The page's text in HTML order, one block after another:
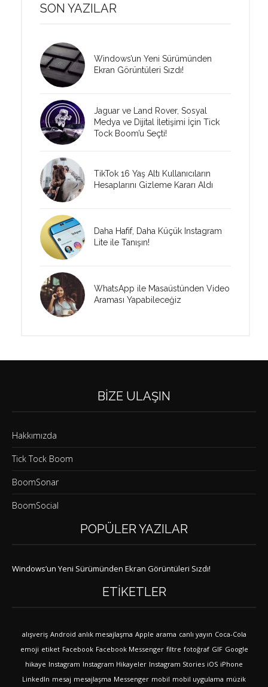
SON YAZILAR
Windows’un Yeni Sürümünden
Ekran Görüntüleri Sızdı!
Jaguar ve Land Rover, Sosyal
Medya ve Dijital İletişimi İçin Tick
Tock Boom’u Seçti!
TikTok 16 Yaş Altı Kullanıcıların
Hesaplarını Gizleme Kararı Aldı
Daha Hafif, Daha Küçük Instagram
Lite ile Tanışın!
WhatsApp ile Masaüstünden Video
Araması Yapabileceğiz
BIZE ULAŞIN
Hakkımızda
Tick Tock Boom
BoomSonar
BoomSocial
POPÜLER YAZILAR
Windows’un Yeni Sürümünden Ekran Görüntüleri Sızdı!
ETIKETLER
alışveriş Android anlık mesajlaşma Apple arama canlı yayın Coca-Cola
emoji etiket Facebook Facebook Messenger filtre fotoğraf GIF Google
hikaye Instagram Instagram Hikayeler Instagram Stories iOS iPhone
LinkedIn mesaj mesajlaşma Messenger mobil mobil uygulama müzik